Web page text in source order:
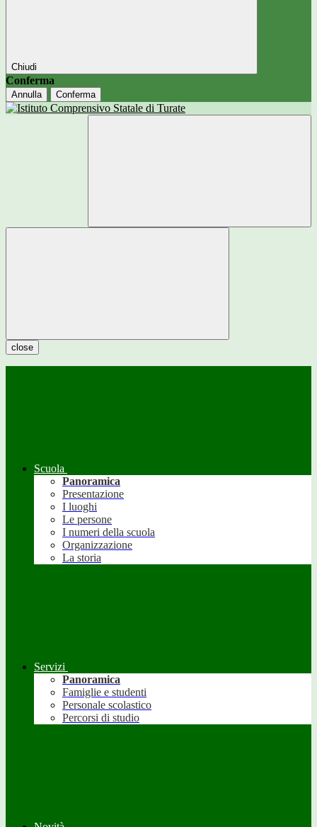
Chiudi
Conferma
Annulla Conferma
close
Scuola
Panoramica
Presentazione
I luoghi
Le persone
I numeri della scuola
Organizzazione
La storia
Servizi
Panoramica
Famiglie e studenti
Personale scolastico
Percorsi di studio